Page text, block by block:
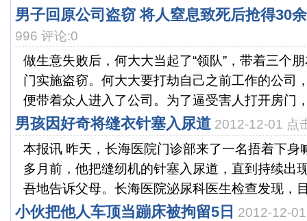
男子回原公司盗窃 将人窒息致死后抢得30
996 评论:0
做生意失败后，何大大当起了“领队”，带着三个
门实施盗窃。何大大要打劫自己之前工作的公司
便带着众人进入了公司。为了逼受害人打开房门
男孩因好奇将缝衣针塞入尿道 2012-12-01 点
本报讯 昨天，长海医院门诊部来了一名捂着下身
多月前，他把缝纫机的针塞入尿道，直到持续出
吾地告诉父母。长海医院泌尿科医生检查发现，
小伙把他人车顶当蹦床被拘留5日 2012-12-